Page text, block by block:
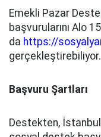
Emekli Pazar
başvurularını Alo
da https://
gerçekleştirebiliyor.
Başvuru Şartları
Destekten, İstanbul